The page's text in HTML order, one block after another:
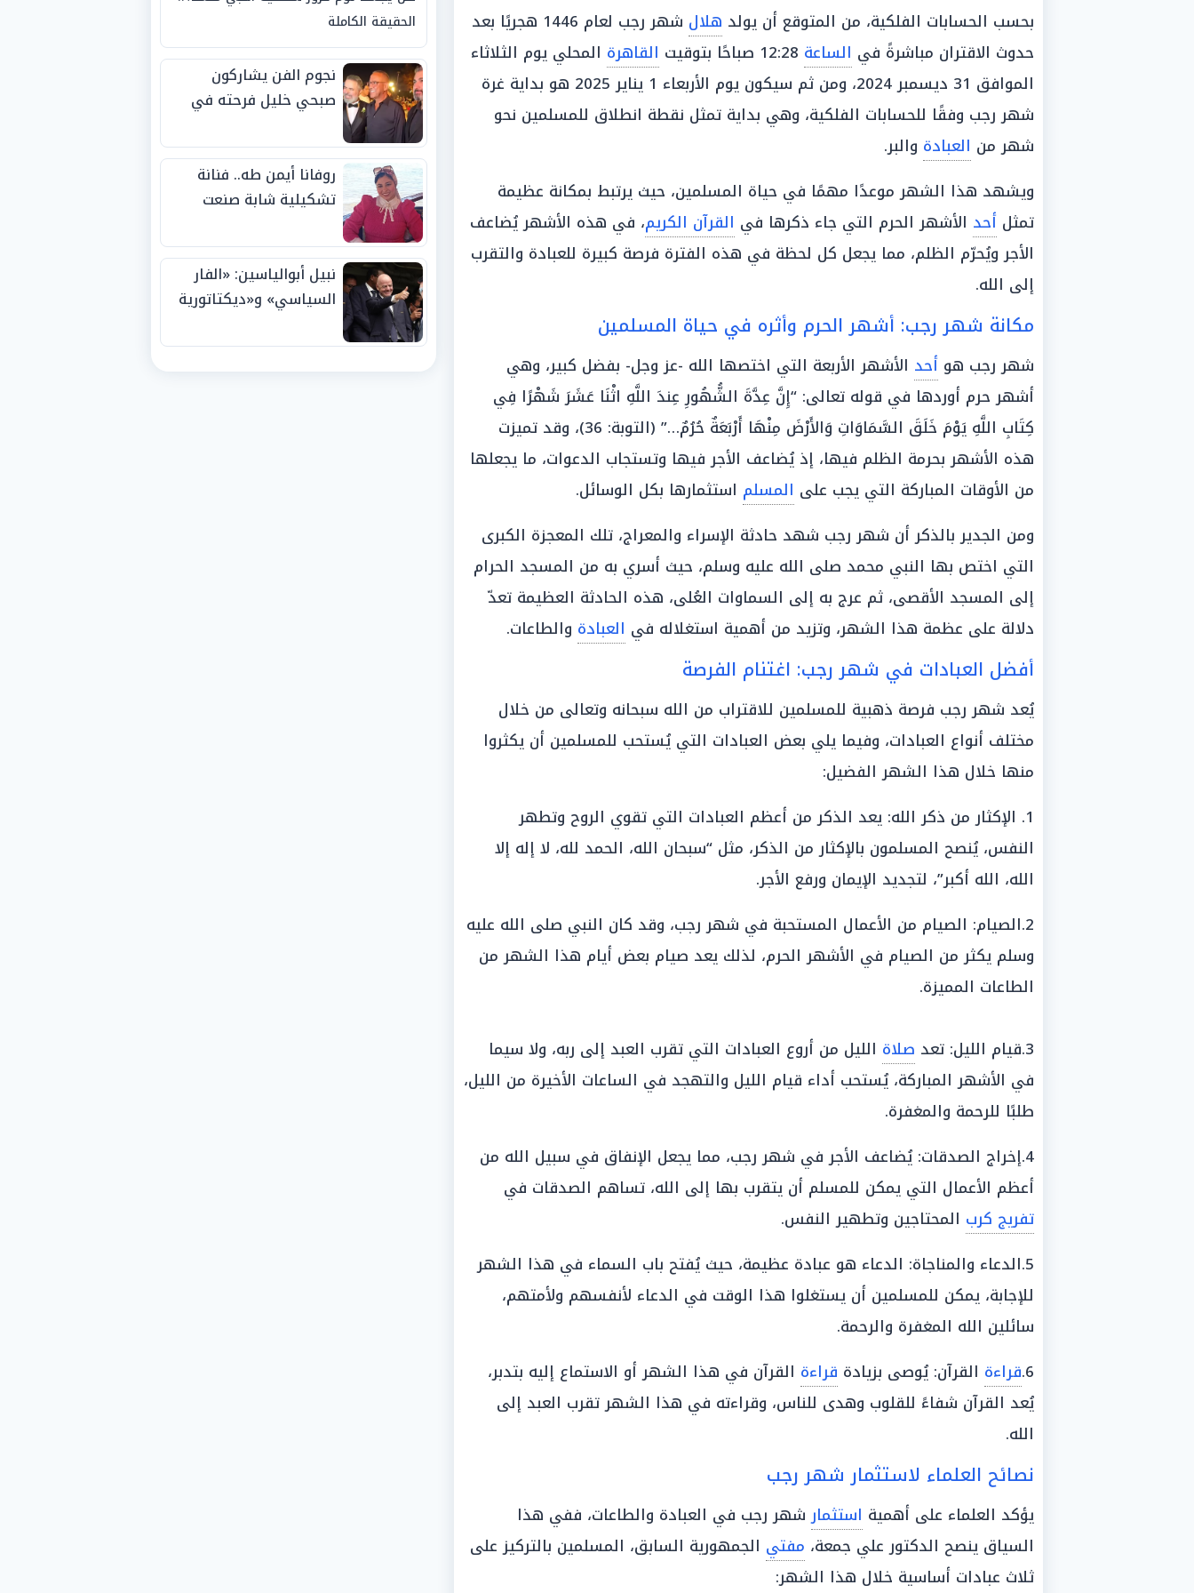
بحسب الحسابات الفلكية، من المتوقع أن يولد هلال
شهر رجب لعام 1446 هجريًا بعد
حدوث الاقتران مباشرةً في الساعة القاهرة المحلي يوم الثلاثاء
الموافق 31 ديسمبر 2024، ومن ثم سيكون يوم الأربعاء 1 يناير 2025 هو بداية غرة
شهر رجب وفقًا للحسابات الفلكية، وهي بداية تمثل نقطة انطلاق للمسلمين نحو
شهر من العبادة والبر.
ويشهد هذا الشهر موعدًا مهمًا في حياة المسلمين، حيث يرتبط بمكانة عظيمة
تمثل أحد الأشهر الحرم التي جاء ذكرها في القرآن الكريم، في هذه الأشهر يُضاعف
الأجر ويُحرّم الظلم، مما يجعل كل لحظة في هذه الفترة فرصة كبيرة للعبادة والتقرب
إلى الله.
مكانة شهر رجب: أشهر الحرم وأثره في حياة المسلمين
شهر رجب هو أحد الأشهر الأربعة التي اختصها الله -عز وجل- بفضل كبير، وهي
أشهر حرم أوردها في قوله تعالى: “إِنَّ عِدَّةَ الشُّهُورِ عِندَ اللَّهِ اثْنَا عَشَرَ شَهْرًا فِي
كِتَابِ اللَّهِ يَوْمَ خَلَقَ السَّمَاوَاتِ وَالأَرْضَ مِنْهَا أَرْبَعَةٌ حُرُمٌ…” (التوبة: 36)، وقد تميزت
هذه الأشهر بحرمة الظلم فيها، إذ يُضاعف الأجر فيها وتستجاب الدعوات، ما يجعلها
من الأوقات المباركة التي يجب على المسلم استثمارها بكل الوسائل.
ومن الجدير بالذكر أن شهر رجب شهد حادثة الإسراء والمعراج، تلك المعجزة الكبرى
التي اختص بها النبي محمد صلى الله عليه وسلم، حيث أسري به من المسجد الحرام
إلى المسجد الأقصى، ثم عرج به إلى السماوات العُلى، هذه الحادثة العظيمة تعدّ
دلالة على عظمة هذا الشهر، وتزيد من أهمية استغلاله في العبادة والطاعات.
أفضل العبادات في شهر رجب: اغتنام الفرصة
يُعد شهر رجب فرصة ذهبية للمسلمين للاقتراب من الله سبحانه وتعالى من خلال
مختلف أنواع العبادات، وفيما يلي بعض العبادات التي يُستحب للمسلمين أن يكثروا
منها خلال هذا الشهر الفضيل:
1. الإكثار من ذكر الله: يعد الذكر من أعظم العبادات التي تقوي الروح وتطهر
النفس، يُنصح المسلمون بالإكثار من الذكر، مثل “سبحان الله، الحمد لله، لا إله إلا
الله، الله أكبر”، لتجديد الإيمان ورفع الأجر.
2.الصيام: الصيام من الأعمال المستحبة في شهر رجب، وقد كان النبي صلى الله عليه
وسلم يكثر من الصيام في الأشهر الحرم، لذلك يعد صيام بعض أيام هذا الشهر من
الطاعات المميزة.
3.قيام الليل: تعد صلاة الليل من أروع العبادات التي تقرب العبد إلى ربه، ولا سيما
في الأشهر المباركة، يُستحب أداء قيام الليل والتهجد في الساعات الأخيرة من الليل،
طلبًا للرحمة والمغفرة.
4.إخراج الصدقات: يُضاعف الأجر في شهر رجب، مما يجعل الإنفاق في سبيل الله من
أعظم الأعمال التي يمكن للمسلم أن يتقرب بها إلى الله، تساهم الصدقات في
تفريج كرب المحتاجين وتطهير النفس.
5.الدعاء والمناجاة: الدعاء هو عبادة عظيمة، حيث يُفتح باب السماء في هذا الشهر
للإجابة، يمكن للمسلمين أن يستغلوا هذا الوقت في الدعاء لأنفسهم ولأمتهم،
سائلين الله المغفرة والرحمة.
6.قراءة القرآن: يُوصى بزيادة قراءة القرآن في هذا الشهر أو الاستماع إليه بتدبر،
يُعد القرآن شفاءً للقلوب وهدى للناس، وقراءته في هذا الشهر تقرب العبد إلى
الله.
نصائح العلماء لاستثمار شهر رجب
يؤكد العلماء على أهمية استثمارشهر رجب في العبادة والطاعات، ففي هذا
السياق ينصح الدكتور علي جمعة، مفتي الجمهورية السابق، المسلمين بالتركيز على
ثلاث عبادات أساسية خلال هذا الشهر:
الحقيقة الكاملة
نجوم الفن يشاركون
صبحي خليل فرحته في
روفانا أيمن طه.. فنانة
تشكيلية شابة صنعت
الجوائز منذ الصغر
نبيل أبوالياسين: «الفار
السياسي» و«ديكتاتورية
الفيفا».. وإقالة